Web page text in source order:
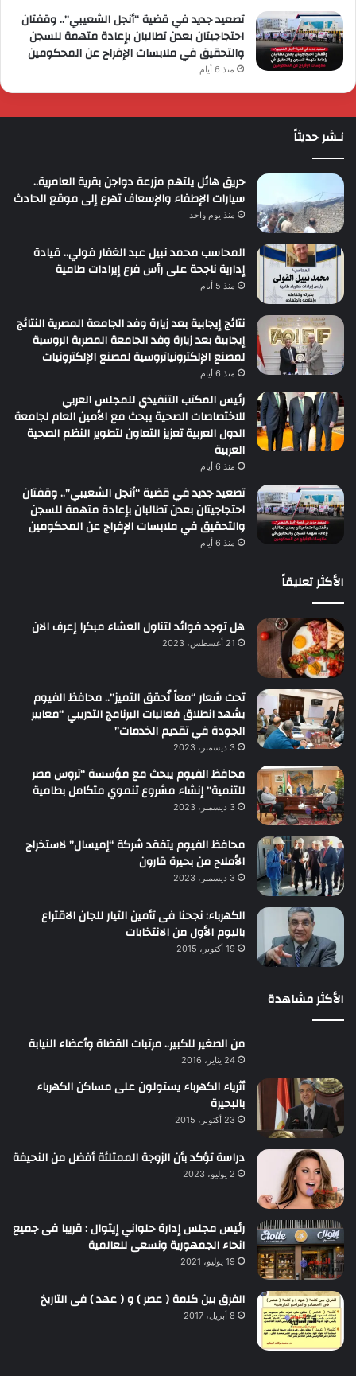
تصعيد جديد في قضية “أنجل الشعيبي”.. وقفتان
احتجاجيتان بعدن تطالبان بإعادة متهمة للسجن
والتحقيق في ملابسات الإفراج عن المحكومين
منذ 6 أيام
نـشر حديثاً
حريق هائل يلتهم مزرعة دواجن بقرية العامرية..
سيارات الإطفاء والإسعاف تهرع إلى موقع الحادث
منذ يوم واحد
المحاسب محمد نبيل عبد الغفار فولي.. قيادة
إدارية ناجحة على رأس فرع إيرادات طامية
منذ 5 أيام
نتائج إيجابية بعد زيارة وفد الجامعة المصرية النتائج
إيجابية بعد زيارة وفد الجامعة المصرية الروسية
لمصنع الإلكترونياتروسية لمصنع الإلكترونيات
منذ 6 أيام
رئيس المكتب التنفيذي للمجلس العربي
للاختصاصات الصحية يبحث مع الأمين العام لجامعة
الدول العربية تعزيز التعاون لتطوير النظم الصحية
العربية
منذ 6 أيام
تصعيد جديد في قضية “أنجل الشعيبي”.. وقفتان
احتجاجيتان بعدن تطالبان بإعادة متهمة للسجن
والتحقيق في ملابسات الإفراج عن المحكومين
منذ 6 أيام
الأكثر تعليقاً
هل توجد فوائد لتناول العشاء مبكرا إعرف الان
21 أغسطس، 2023
تحت شعار “معاً نُحقق التميز”.. محافظ الفيوم
يشهد انطلاق فعاليات البرنامج التدريبي “معايير
الجودة في تقديم الخدمات”
3 ديسمبر، 2023
محافظ الفيوم يبحث مع مؤسسة “تروس مصر
للتنمية” إنشاء مشروع تنموي متكامل بطامية
3 ديسمبر، 2023
محافظ الفيوم يتفقد شركة “إميسال” لاستخراج
الأملاح من بحيرة قارون
3 ديسمبر، 2023
الكهرباء: نجحنا فى تأمين التيار للجان الاقتراع
باليوم الأول من الانتخابات
19 أكتوبر، 2015
الأكثر مشاهدة
من الصغير للكبير.. مرتبات القضاة وأعضاء النيابة
24 يناير، 2016
أثرياء الكهرباء يستولون على مساكن الكهرباء
بالبحيرة
23 أكتوبر، 2015
دراسة تؤكد بأن الزوجة الممتلئة أفضل من النحيفة
2 يوليو، 2023
رئيس مجلس إدارة حلواني إيتوال : قريبا فى جميع
انحاء الجمهورية ونسعى للعالمية
19 يوليو، 2021
الفرق بين كلمة ( عصر ) و ( عهد ) فى التاريخ
8 أبريل، 2017